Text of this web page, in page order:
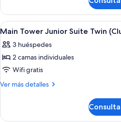
Suite
Double
(Club
Access)
Tower
Junior
Suite
(Club
Access)
Abrir
todas
las
fotos
de
Main
Suite
3
Main Tower Junior Suite Twin
3 huéspedes
2 camas individuales
Wifi gratis
Ver más detalles
Más
Tower